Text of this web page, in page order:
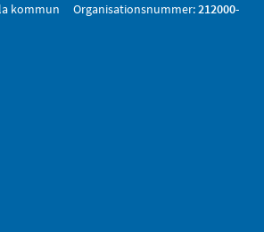
kommun Organisationsnummer:212000-